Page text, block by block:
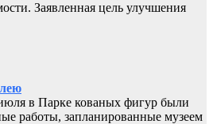
Заявленная цель улучшения
в Парке кованых фигур были
работы, запланированные музеем